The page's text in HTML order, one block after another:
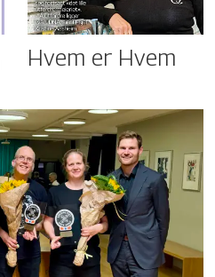
Hvem er Hvem